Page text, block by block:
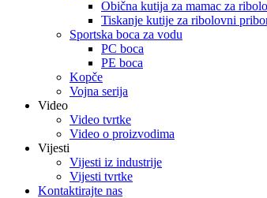
Obična kutija za mamac za
Tiskanje kutije za ribolovni
Sportska boca za vodu
PC boca
PE boca
Kopče
Vojna serija
Video
Video tvrtke
Video o proizvodima
Vijesti
Vijesti iz industrije
Vijesti tvrtke
Kontaktirajte nas